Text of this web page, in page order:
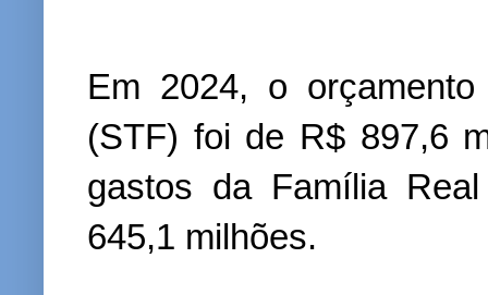
Em 2024, o
(STF) foi de R$ 897,6
gastos da Família
645,1 milhões.